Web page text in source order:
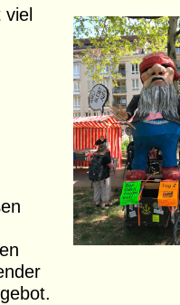
viel